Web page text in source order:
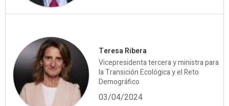
Teresa Ribera
Vicepresidenta tercera y ministra para
la Transición Ecológica y el Reto
Demográfico
03/04/2024